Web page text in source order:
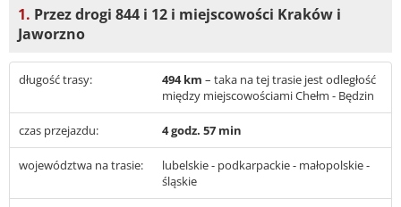
1. Przez drogi 844 i 12 i miejscowości Kraków i
Jaworzno
długość trasy: 494 km – taka na tej trasie jest odległość
między miejscowościami Chełm - Będzin
czas przejazdu: 4 godz. 57 min
województwa na trasie:
lubelskie - podkarpackie - małopolskie -
śląskie